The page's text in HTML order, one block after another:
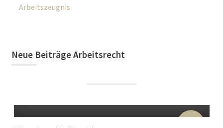
Arbeitszeugnis
Neue Beiträge Arbeitsrecht
22